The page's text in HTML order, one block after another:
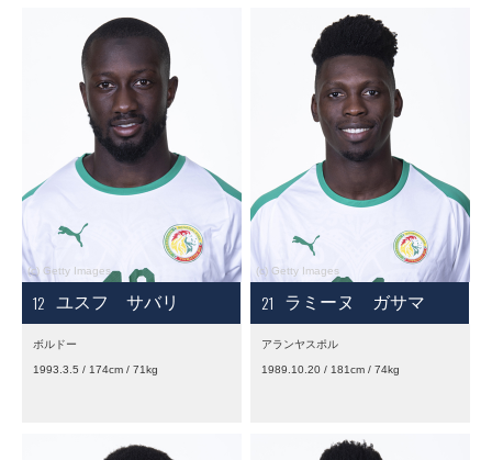
12 ユスフ サバリ
ボルドー
1993.3.5 / 174cm / 71kg
21 ラミーヌ ガサマ
アランヤスポル
1989.10.20 / 181cm / 74kg